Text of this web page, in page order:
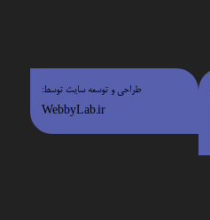
طراحی و توسعه سایت توسط:
WebbyLab.ir